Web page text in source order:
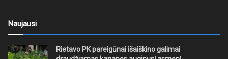
Naujausi
Rietavo PK pareigūnai išaiškino galimai